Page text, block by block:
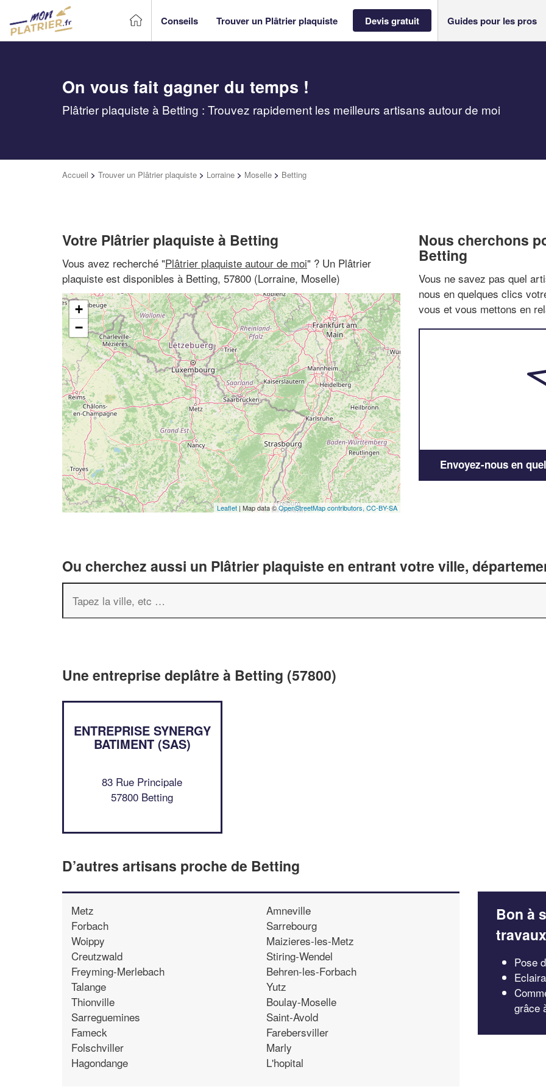
Conseils Trouver un Plâtrier plaquiste Devis gratuit Guides pour les pros
On vous fait gagner du temps !
Plâtrier plaquiste à Betting : Trouvez rapidement les meilleurs artisans autour de moi
Accueil > Trouver un Plâtrier plaquiste > Lorraine > Moselle > Betting
Votre Plâtrier plaquiste à Betting
Vous avez recherché "Plâtrier plaquiste autour de moi" ? Un Plâtrier
plaquiste est disponibles à Betting, 57800 (Lorraine, Moselle)
+
−
Leaflet | Map data ©OpenStreetMap contributors, CC-BY-SA
Nous cherchons
Betting
Vous ne savez pas quel
nous en quelques clics
vous et vous mettons en
Envoyez-nous en
Ou cherchez aussi un Plâtrier plaquiste en entrant votre ville,
Une entreprise deplâtre à Betting (57800)
ENTREPRISE SYNERGY
BATIMENT (SAS)
83 Rue Principale
57800 Betting
D’autres artisans proche de Betting
Metz
Forbach
Woippy
Creutzwald
Freyming-Merlebach
Talange
Thionville
Sarreguemines
Fameck
Folschviller
Hagondange
Amneville
Sarrebourg
Maizieres-les-Metz
Stiring-Wendel
Behren-les-Forbach
Yutz
Boulay-Moselle
Saint-Avold
Farebersviller
Marly
L'hopital
Bon à
travaux
Pose
grâce